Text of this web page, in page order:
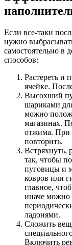
Если все-таки
нужно
самостоятельно в
способов:
Растереть и
ячейке.
Высохший
шариками
можно
магазинах.
отжима. При
повторить.
Встряхнуть,
так, чтобы
пуговицы и
ковров или
главное,
иначе можно
ладонями.
Сложить
Включить